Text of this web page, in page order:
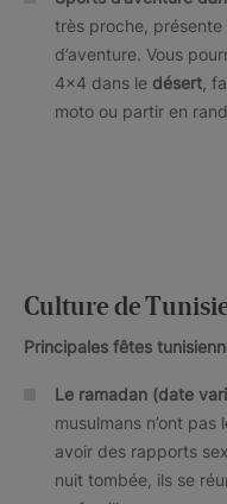
très proche,
d’aventure. Vous
4x4 dans le désert ,
moto ou partir en
Culture de
Principales fêtes
Le ramadan (date
musulmans n’ont
avoir des rapports
nuit tombée, ils se